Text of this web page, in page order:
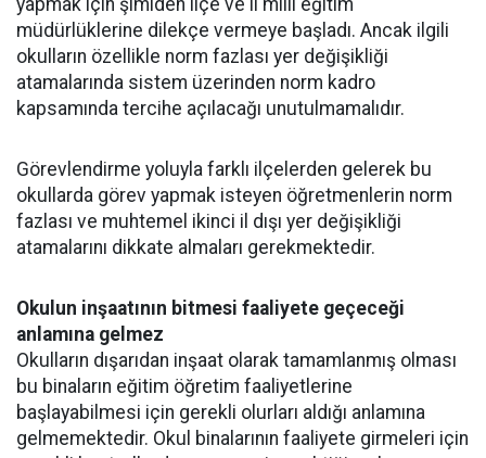
yapmak için şimiden ilçe ve il milli eğitim
müdürlüklerine dilekçe vermeye başladı. Ancak ilgili
okulların özellikle norm fazlası yer değişikliği
atamalarında sistem üzerinden norm kadro
kapsamında tercihe açılacağı unutulmamalıdır.
Görevlendirme yoluyla farklı ilçelerden gelerek bu
okullarda görev yapmak isteyen öğretmenlerin norm
fazlası ve muhtemel ikinci il dışı yer değişikliği
atamalarını dikkate almaları gerekmektedir.
Okulun inşaatının bitmesi faaliyete geçeceği
anlamına gelmez
Okulların dışarıdan inşaat olarak tamamlanmış olması
bu binaların eğitim öğretim faaliyetlerine
başlayabilmesi için gerekli olurları aldığı anlamına
gelmemektedir. Okul binalarının faaliyete girmeleri için